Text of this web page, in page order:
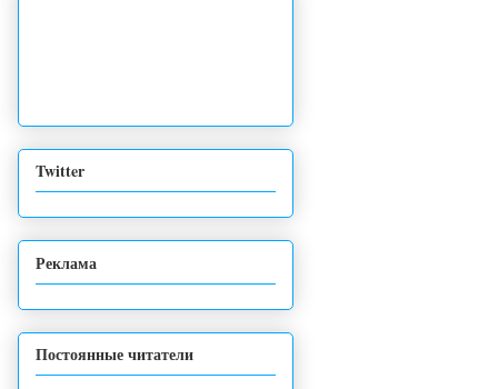
Twitter
Реклама
Постоянные читатели